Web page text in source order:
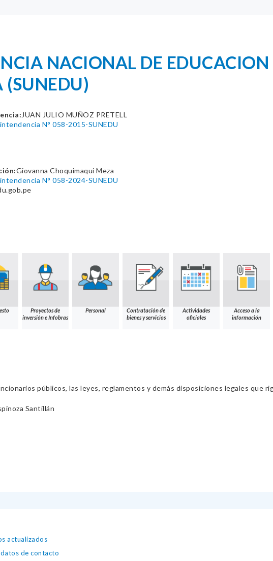
NACIONAL DE EDUCACION
JUAN JULIO MUÑOZ PRETELL
N° 058-2015-SUNEDU
Giovanna Choquimaqui Meza
N° 058-2024-SUNEDU
Proyectos de
inversión e Infobras
Personal
Contratación de
bienes y servicios
Actividades
oficiales
Acceso a la
información
públicos, las leyes, reglamentos y demás disposiciones legales que
Santillán
actualizados
de contacto